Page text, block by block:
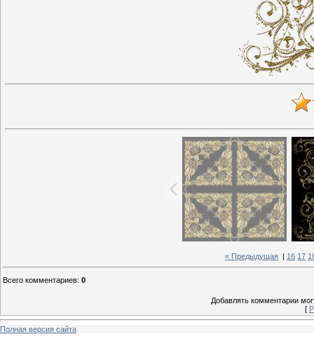
« Предыдущая 16 17
Всего комментариев: 0
Добавлять комментарии
[
Полная версия сайта